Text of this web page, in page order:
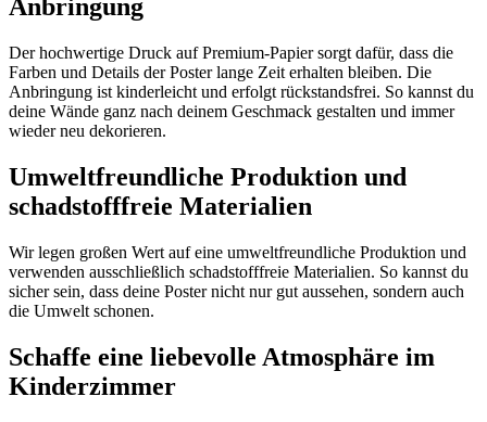
Anbringung
Der hochwertige Druck auf Premium-Papier sorgt dafür, dass die
Farben und Details der Poster lange Zeit erhalten bleiben. Die
Anbringung ist kinderleicht und erfolgt rückstandsfrei. So kannst du
deine Wände ganz nach deinem Geschmack gestalten und immer
wieder neu dekorieren.
Umweltfreundliche Produktion und
schadstofffreie Materialien
Wir legen großen Wert auf eine umweltfreundliche Produktion und
verwenden ausschließlich schadstofffreie Materialien. So kannst du
sicher sein, dass deine Poster nicht nur gut aussehen, sondern auch
die Umwelt schonen.
Schaffe eine liebevolle Atmosphäre im
Kinderzimmer